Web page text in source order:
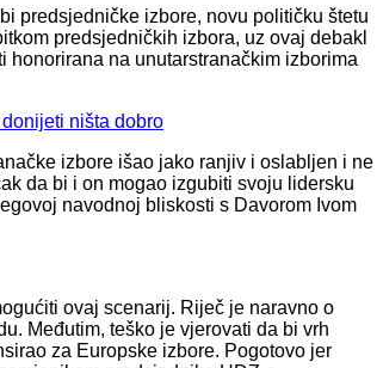
predsjedničke izbore, novu političku štetu
predsjedničkih izbora, uz ovaj debakl
na unutarstranačkim izborima
ništa dobro
izbore išao jako ranjiv i oslabljen i ne
da bi i on mogao izgubiti svoju lidersku
navodnoj bliskosti s Davorom Ivom
ovaj scenarij. Riječ je naravno o
Međutim, teško je vjerovati da bi vrh
za Europske izbore. Pogotovo jer